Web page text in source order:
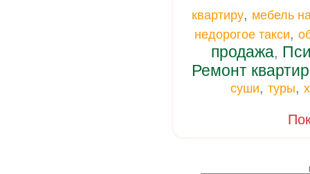
квартиру, мебель
недорогое такси,
продажа,
Ремонт квартир
суши, туры,